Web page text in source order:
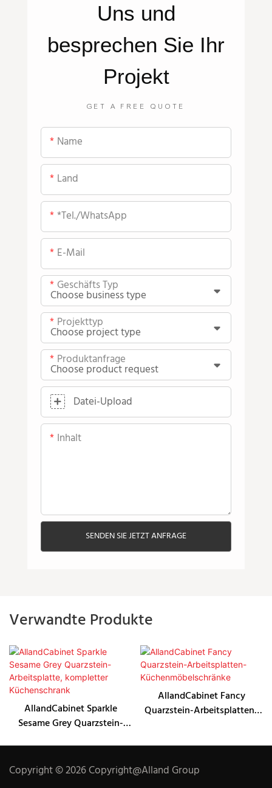
Uns und
besprechen Sie Ihr
Projekt
GET A FREE QUOTE
Name
Land
*Tel./WhatsApp
E-Mail
Geschäfts Typ
Projekttyp
Produktanfrage
Datei-Upload
Inhalt
SENDEN SIE JETZT ANFRAGE
Verwandte Produkte
AllandCabinet Sparkle
Sesame Grey Quarzstein-
AllandCabinet Fancy
Quarzstein-Arbeitsplatten-
Copyright © 2026 Copyright@Alland Group